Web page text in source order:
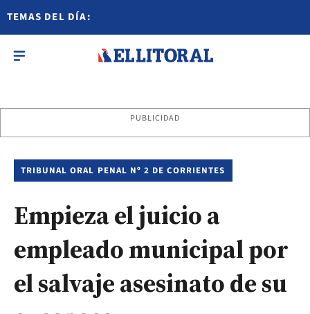
TEMAS DEL DÍA:
PUBLICIDAD
TRIBUNAL ORAL PENAL Nº 2 DE CORRIENTES
Empieza el juicio a
empleado municipal por
el salvaje asesinato de su